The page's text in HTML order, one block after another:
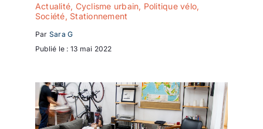
Actualité, Cyclisme urbain, Politique vélo,
Société, Stationnement
Par Sara G
Publié le : 13 mai 2022